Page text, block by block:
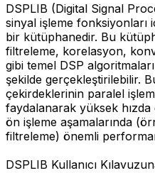
DSPLIB (Digital Signal
sinyal işleme fonksiyonları
bir kütüphanedir. Bu
filtreleme, korelasyon,
gibi temel DSP algoritmaları
şekilde gerçekleştirilebilir.
çekirdeklerinin paralel
faydalanarak yüksek
ön işleme aşamalarında
filtreleme) önemli
DSPLIB Kullanıcı